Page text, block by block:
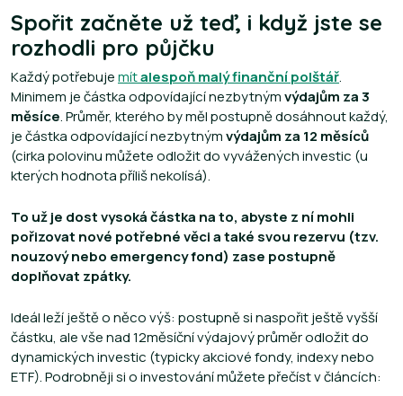
Spořit začněte už teď, i když jste se
rozhodli pro půjčku
Každý potřebujemítalespoň malý finanční polštář.
Minimem je částka odpovídající nezbytnýmvýdajům za 3
měsíce. Průměr, kterého by měl postupně dosáhnout každý,
je částka odpovídající nezbytnýmvýdajům za 12 měsíců
(cirka polovinu můžete odložit do vyvážených investic (u
kterých hodnota příliš nekolísá).
To už je dost vysoká částka na to, abyste z ní mohli
pořizovat nové potřebné věci a také svou rezervu (tzv.
nouzový nebo emergency fond) zase postupně
doplňovat zpátky.
Ideál leží ještě o něco výš: postupně si naspořit ještě vyšší
částku, ale vše nad 12měsíční výdajový průměr odložit do
dynamických investic (typicky akciové fondy, indexy nebo
ETF). Podrobněji si o investování můžete přečíst v článcích: